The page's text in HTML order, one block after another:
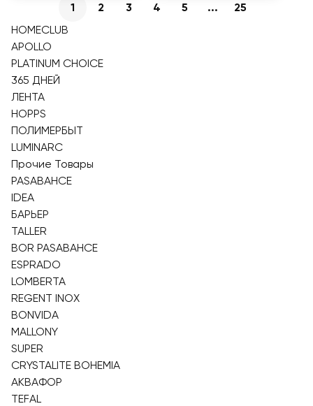
1 2 3 4 5 ...
25
HOMECLUB
APOLLO
PLATINUM CHOICE
365 ДНЕЙ
ЛЕНТА
HOPPS
ПОЛИМЕРБЫТ
LUMINARC
Прочие Товары
PASABAHCE
IDEA
БАРЬЕР
TALLER
BOR PASABAHCE
ESPRADO
LOMBERTA
REGENT INOX
BONVIDA
MALLONY
SUPER
CRYSTALITE BOHEMIA
АКВАФОР
TEFAL